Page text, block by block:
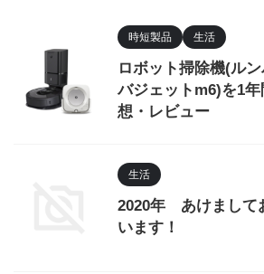
時短製品 生活
ロボット掃除機(ル
バジェットm6)を1
想・レビュー
生活
2020年 あけまして
います！